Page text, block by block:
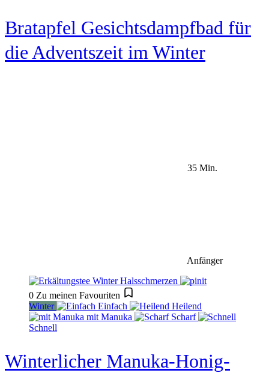
Bratapfel Gesichtsdampfbad für
die Adventszeit im Winter
35 Min.
Anfänger
0 Zu meinen Favouriten
Winter
Einfach
Heilend
mit Manuka
Scharf
Schnell
Winterlicher Manuka-Honig-